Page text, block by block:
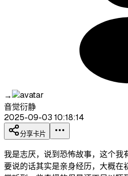
→
音觉衍静
2025-09-03 10:18:14
分享卡片
我是志厌，说到恐怖故事，这个我
要说的话其实是亲身经历，大概在